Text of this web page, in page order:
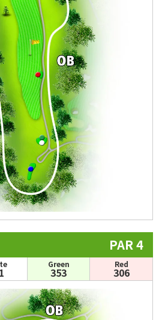
PAR 4
Green
353
Red
306